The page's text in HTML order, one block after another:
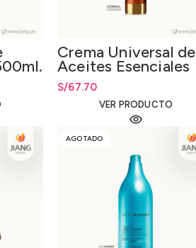
Crema Universal de
Aceites Esenciales
150ml.
S/67.70
VER PRODUCTO
AGOTADO